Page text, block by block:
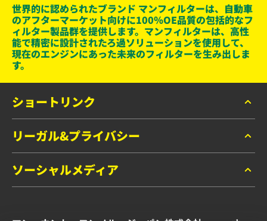
世界的に認められたブランド マンフィルターは、自動車
のアフターマーケット向けに100％OE品質の包括的なフ
ィルター製品群を提供します。マンフィルターは、高性
能で精密に設計されたろ過ソリューションを使用して、
現在のエンジンにあった未来のフィルターを生み出しま
す。
ショートリンク
マンフィルター カタログ
お問い合わせ
リーガル&プライバシー
データプライバシー
リーガルノーティス
ソーシャルメディア